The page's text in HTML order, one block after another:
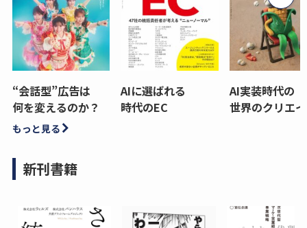
“会話型”広告は
何を変えるのか？
AIに選ばれる
時代のEC
AI実装時代の
世界のクリエ
もっと見る
新刊書籍